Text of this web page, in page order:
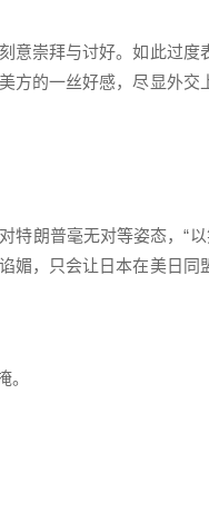
意崇拜与讨好。如此过度
方的一丝好感，尽显外交
特朗普毫无对等姿态，“以
媚，只会让日本在美日同
。